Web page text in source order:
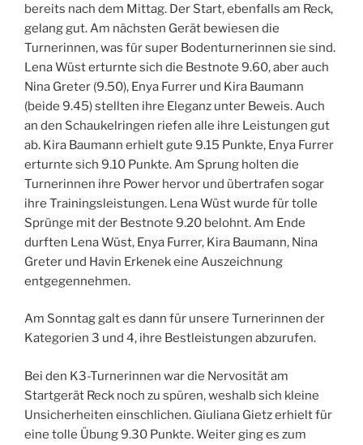
bereits nach dem Mittag. Der Start, ebenfalls am Reck,
gelang gut. Am nächsten Gerät bewiesen die
Turnerinnen, was für super Bodenturnerinnen sie sind.
Lena Wüst erturnte sich die Bestnote 9.60, aber auch
Nina Greter (9.50), Enya Furrer und Kira Baumann
(beide 9.45) stellten ihre Eleganz unter Beweis. Auch
an den Schaukelringen riefen alle ihre Leistungen gut
ab. Kira Baumann erhielt gute 9.15 Punkte, Enya Furrer
erturnte sich 9.10 Punkte. Am Sprung holten die
Turnerinnen ihre Power hervor und übertrafen sogar
ihre Trainingsleistungen. Lena Wüst wurde für tolle
Sprünge mit der Bestnote 9.20 belohnt. Am Ende
durften Lena Wüst, Enya Furrer, Kira Baumann, Nina
Greter und Havin Erkenek eine Auszeichnung
entgegennehmen.
Am Sonntag galt es dann für unsere Turnerinnen der
Kategorien 3 und 4, ihre Bestleistungen abzurufen.
Bei den K3-Turnerinnen war die Nervosität am
Startgerät Reck noch zu spüren, weshalb sich kleine
Unsicherheiten einschlichen. Giuliana Gietz erhielt für
eine tolle Übung 9.30 Punkte. Weiter ging es zum